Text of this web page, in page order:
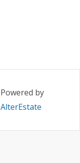
Powered by
AlterEstate